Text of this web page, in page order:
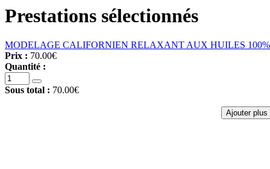
Prestations sélectionnés
MODELAGE CALIFORNIEN RELAXANT AUX HUILES
Prix : 70.00€
Quantité :
Sous total : 70.00€
Ajouter plus